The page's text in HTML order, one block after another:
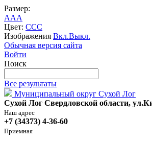
Размер:
AAA
Цвет: CCC
Изображения Вкл.Выкл.
Обычная версия сайта
Войти
Поиск
Все результаты
Муниципальный округ Сухой Лог
Сухой Лог Свердловской области,
Наш адрес
+7 (34373) 4-36-60
Приемная